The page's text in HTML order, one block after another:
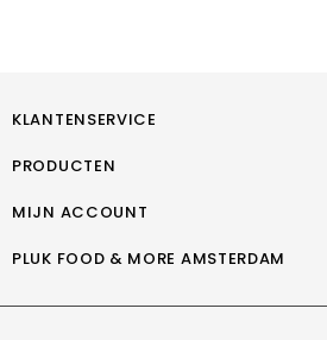
KLANTENSERVICE
PRODUCTEN
MIJN ACCOUNT
PLUK FOOD & MORE AMSTERDAM